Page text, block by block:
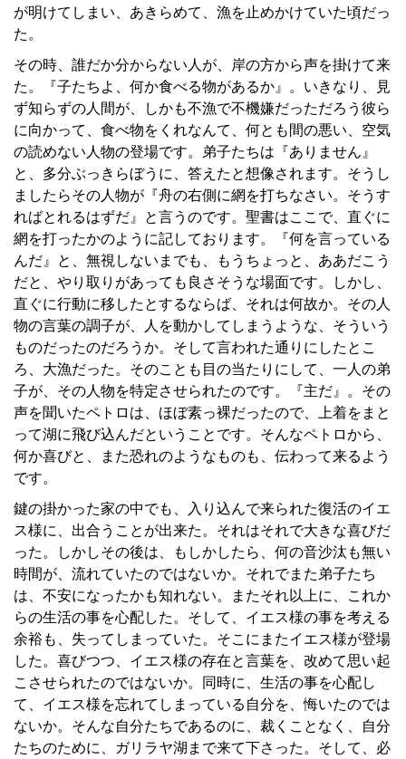
が明けてしまい、あきらめて、漁を止めかけていた頃だっ
た。
その時、誰だか分からない人が、岸の方から声を掛けて来
た。『子たちよ、何か食べる物があるか』。いきなり、見
ず知らずの人間が、しかも不漁で不機嫌だっただろう彼ら
に向かって、食べ物をくれなんて、何とも間の悪い、空気
の読めない人物の登場です。弟子たちは『ありません』
と、多分ぶっきらぼうに、答えたと想像されます。そうし
ましたらその人物が『舟の右側に網を打ちなさい。そうす
ればとれるはずだ』と言うのです。聖書はここで、直ぐに
網を打ったかのように記しております。『何を言っている
んだ』と、無視しないまでも、もうちょっと、ああだこう
だと、やり取りがあっても良さそうな場面です。しかし、
直ぐに行動に移したとするならば、それは何故か。その人
物の言葉の調子が、人を動かしてしまうような、そういう
ものだったのだろうか。そして言われた通りにしたとこ
ろ、大漁だった。そのことも目の当たりにして、一人の弟
子が、その人物を特定させられたのです。『主だ』。その
声を聞いたペトロは、ほぼ素っ裸だったので、上着をまと
って湖に飛び込んだということです。そんなペトロから、
何か喜びと、また恐れのようなものも、伝わって来るよう
です。
鍵の掛かった家の中でも、入り込んで来られた復活のイエ
ス様に、出合うことが出来た。それはそれで大きな喜びだ
った。しかしその後は、もしかしたら、何の音沙汰も無い
時間が、流れていたのではないか。それでまた弟子たち
は、不安になったかも知れない。またそれ以上に、これか
らの生活の事を心配した。そして、イエス様の事を考える
余裕も、失ってしまっていた。そこにまたイエス様が登場
した。喜びつつ、イエス様の存在と言葉を、改めて思い起
こさせられたのではないか。同時に、生活の事を心配し
て、イエス様を忘れてしまっている自分を、悔いたのでは
ないか。そんな自分たちであるのに、裁くことなく、自分
たちのために、ガリラヤ湖まで来て下さった。そして、必